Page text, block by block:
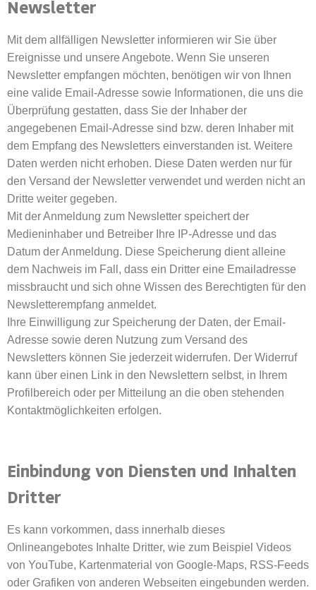
Newsletter
Mit dem allfälligen Newsletter informieren wir Sie über
Ereignisse und unsere Angebote. Wenn Sie unseren
Newsletter empfangen möchten, benötigen wir von Ihnen
eine valide Email-Adresse sowie Informationen, die uns die
Überprüfung gestatten, dass Sie der Inhaber der
angegebenen Email-Adresse sind bzw. deren Inhaber mit
dem Empfang des Newsletters einverstanden ist. Weitere
Daten werden nicht erhoben. Diese Daten werden nur für
den Versand der Newsletter verwendet und werden nicht an
Dritte weiter gegeben.
Mit der Anmeldung zum Newsletter speichert der
Medieninhaber und Betreiber Ihre IP-Adresse und das
Datum der Anmeldung. Diese Speicherung dient alleine
dem Nachweis im Fall, dass ein Dritter eine Emailadresse
missbraucht und sich ohne Wissen des Berechtigten für den
Newsletterempfang anmeldet.
Ihre Einwilligung zur Speicherung der Daten, der Email-
Adresse sowie deren Nutzung zum Versand des
Newsletters können Sie jederzeit widerrufen. Der Widerruf
kann über einen Link in den Newslettern selbst, in Ihrem
Profilbereich oder per Mitteilung an die oben stehenden
Kontaktmöglichkeiten erfolgen.
Einbindung von Diensten und Inhalten
Dritter
Es kann vorkommen, dass innerhalb dieses
Onlineangebotes Inhalte Dritter, wie zum Beispiel Videos
von YouTube, Kartenmaterial von Google-Maps, RSS-Feeds
oder Grafiken von anderen Webseiten eingebunden werden.